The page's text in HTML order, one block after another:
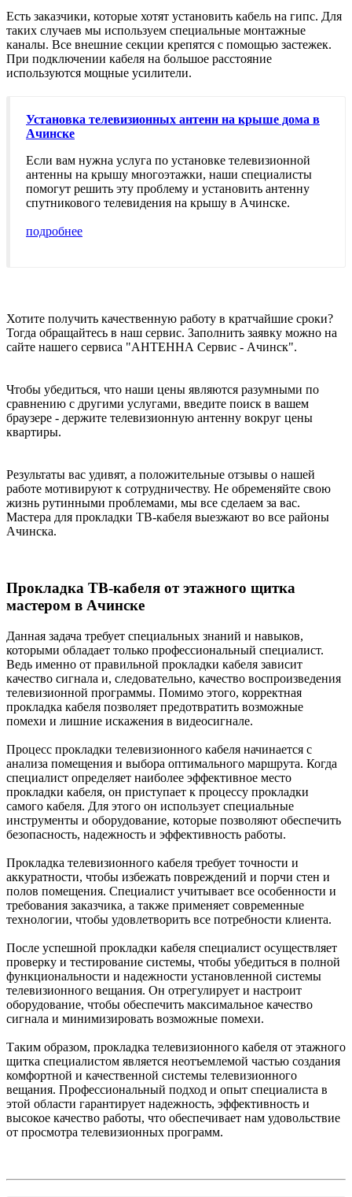
Есть заказчики, которые хотят установить кабель на гипс. Для
таких случаев мы используем специальные монтажные
каналы. Все внешние секции крепятся с помощью застежек.
При подключении кабеля на большое расстояние
используются мощные усилители.
Установка телевизионных антенн на крыше дома в
Ачинске
Если вам нужна услуга по установке телевизионной
антенны на крышу многоэтажки, наши специалисты
помогут решить эту проблему и установить антенну
спутникового телевидения на крышу в Ачинске.
подробнее
Хотите получить качественную работу в кратчайшие сроки?
Тогда обращайтесь в наш сервис. Заполнить заявку можно на
сайте нашего сервиса "АНТЕННА Сервис - Ачинск".
Чтобы убедиться, что наши цены являются разумными по
сравнению с другими услугами, введите поиск в вашем
браузере - держите телевизионную антенну вокруг цены
квартиры.
Результаты вас удивят, а положительные отзывы о нашей
работе мотивируют к сотрудничеству. Не обременяйте свою
жизнь рутинными проблемами, мы все сделаем за вас.
Мастера для прокладки ТВ-кабеля выезжают во все районы
Ачинска.
Прокладка ТВ-кабеля от этажного щитка
мастером в Ачинске
Данная задача требует специальных знаний и навыков,
которыми обладает только профессиональный специалист.
Ведь именно от правильной прокладки кабеля зависит
качество сигнала и, следовательно, качество воспроизведения
телевизионной программы. Помимо этого, корректная
прокладка кабеля позволяет предотвратить возможные
помехи и лишние искажения в видеосигнале.
Процесс прокладки телевизионного кабеля начинается с
анализа помещения и выбора оптимального маршрута. Когда
специалист определяет наиболее эффективное место
прокладки кабеля, он приступает к процессу прокладки
самого кабеля. Для этого он использует специальные
инструменты и оборудование, которые позволяют обеспечить
безопасность, надежность и эффективность работы.
Прокладка телевизионного кабеля требует точности и
аккуратности, чтобы избежать повреждений и порчи стен и
полов помещения. Специалист учитывает все особенности и
требования заказчика, а также применяет современные
технологии, чтобы удовлетворить все потребности клиента.
После успешной прокладки кабеля специалист осуществляет
проверку и тестирование системы, чтобы убедиться в полной
функциональности и надежности установленной системы
телевизионного вещания. Он отрегулирует и настроит
оборудование, чтобы обеспечить максимальное качество
сигнала и минимизировать возможные помехи.
Таким образом, прокладка телевизионного кабеля от этажного
щитка специалистом является неотъемлемой частью создания
комфортной и качественной системы телевизионного
вещания. Профессиональный подход и опыт специалиста в
этой области гарантирует надежность, эффективность и
высокое качество работы, что обеспечивает нам удовольствие
от просмотра телевизионных программ.